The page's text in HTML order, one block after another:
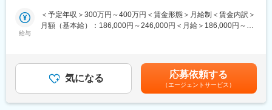
す。
ストップで対応しているため、顧客から評価を頂いております。
車関連の福利厚生も充実しており、社内のガソリン給油ステーシ
ョンを安価で利用できる他、自動車部品の購入、タイヤ交換、オ
イル交換、車検整備など、社割価格で利用可能です。
■具体的には：
・指定工場での車検整備
※多数のメーカーの車に触れられますので幅広い知識を身に付ける
ことができます。
※年に数台、バス架装業務も行います。
給与
＜予定年収＞300万円～400万円＜賃金形態＞月給制＜賃金内訳＞
月額（基本給）：186,000円～246,000円＜月給＞186,000円～
代／2級整備士）自動車検査員あり／平均残業代含む／当社規程手
当含む賃金はあくまでも目安の金額であり、選考を通じて上下す
る可能性があります。月給(月額)は固定手当を含めた表記です。
気になる 応募依頼する
（エージェントサービス）